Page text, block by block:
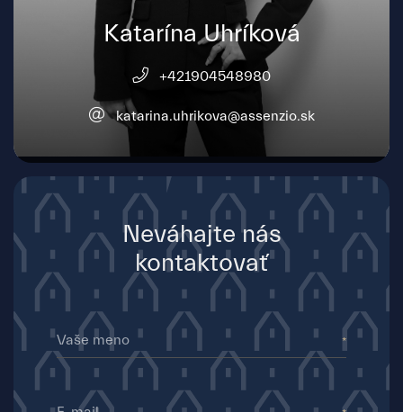
Katarína Uhríková
+421904548980
katarina.uhrikova@assenzio.sk
Neváhajte nás
kontaktovať
Vaše meno